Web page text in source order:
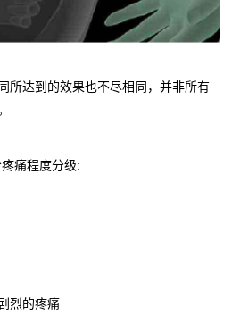
所达到的效果也不尽相同，并非所有
痛程度分级:
烈的疼痛